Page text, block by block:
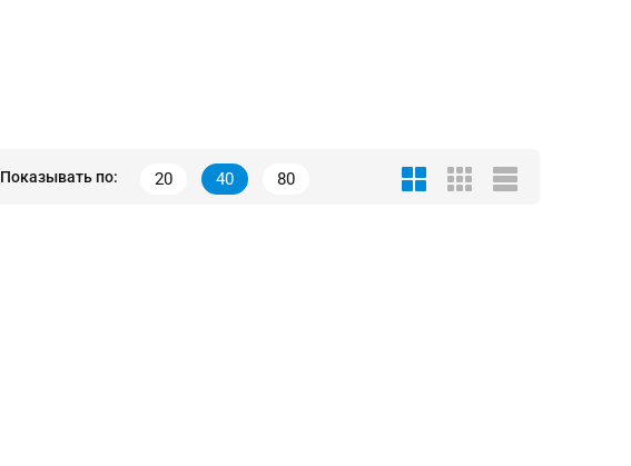
Показывать по: 20 40 80